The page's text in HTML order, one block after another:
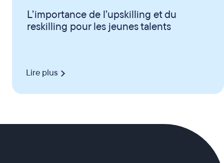
L’importance de l’upskilling et du
reskilling pour les jeunes talents
Lire plus